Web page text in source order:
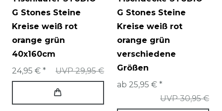
G Stones Steine
Kreise weiß rot
orange grün
40x160cm
UVP 29,95 €
24,95 € *
G Stones Steine
Kreise weiß rot
orange grün
verschiedene
Größen
UVP 30,95 €
ab 25,95 € *